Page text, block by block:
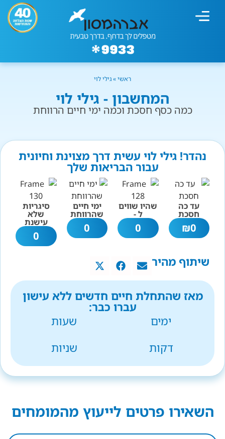
ראשי»גילי לוי
המחשבון - גילי לוי
כמה כסף חסכת וכמה ימי חיים הרווחת
נהדר! גילי לוי עשית דרך מצוינת וחיונית
עבור הבריאות שלך
עד כה
חסכת
0
₪
שהיו שווים
ל -
0
ימי חיים
שהרווחת
0
סיגריות
שלא
עישנת
0
שיתוף מהיר
מאז שהתחלת חיים חדשים ללא עישון
עברו כבר:
ימים
שעות
דקות
שניות
השאירו פרטים לייעוץ מהמומחים